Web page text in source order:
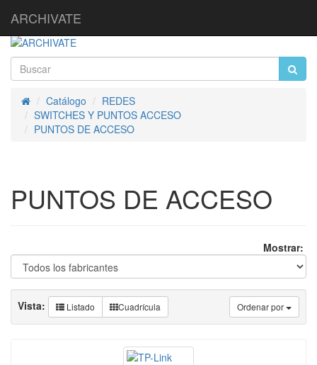
ARCHIVATE
InicioCatálogo
REDES
SWITCHES Y PUNTOS ACCESO
PUNTOS DE ACCESO
PUNTOS DE ACCESO
Mostrar:
Ordenar por
Vista: Listado Cuadrícula